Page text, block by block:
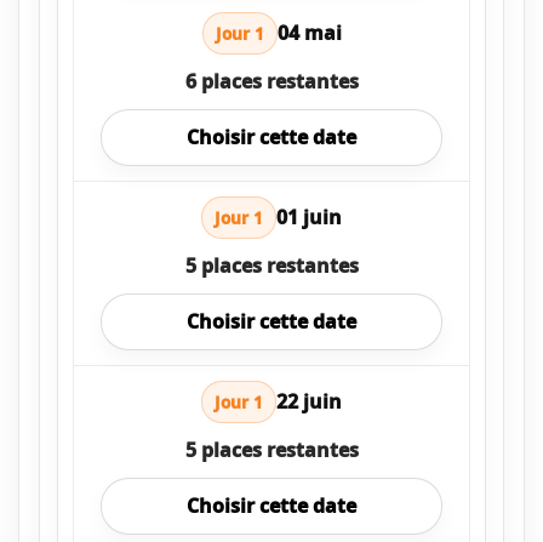
Jour 1
04 mai
6 places restantes
Choisir cette date
Jour 1
01 juin
5 places restantes
Choisir cette date
Jour 1
22 juin
5 places restantes
Choisir cette date